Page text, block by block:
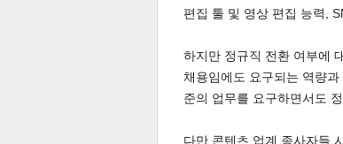
편집 툴 및 영상 편집 능력,
하지만 정규직 전환 여부에
채용임에도 요구되는 역량
준의 업무를 요구하면서도
다만 콘텐츠 업계 종사자들